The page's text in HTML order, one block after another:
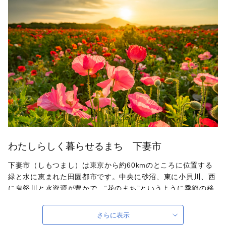
わたしらしく暮らせるまち 下妻市
下妻市（しもつまし）は東京から約60kmのところに位置する
緑と水に恵まれた田園都市です。中央に砂沼、東に小貝川、西
に鬼怒川と水資源が豊かで、“花のまち”というように季節の移
でも有数のテクニカルなレイアウトと言われている筑波サーキ
ットや八幡宮として関東最古の歴史を誇る大宝八幡宮があり、
さらに表示